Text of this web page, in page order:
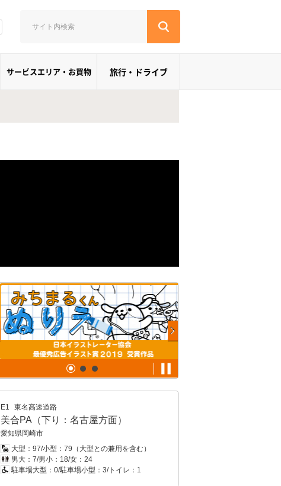
サービスエリア・お買物 旅行・ドライブ
E1 東名高速道路
美合PA（下り：名古屋方面）
愛知県岡崎市
大型：97/小型：79（大型との兼用を含む）
男大：7/男小：18/女：24
駐車場大型：0/駐車場小型：3/トイレ：1